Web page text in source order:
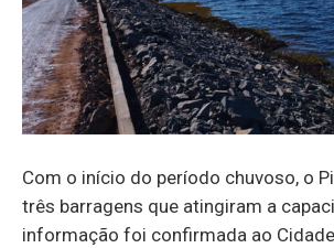
Com o início do período chuvoso, o
três barragens que atingiram a
informação foi confirmada ao